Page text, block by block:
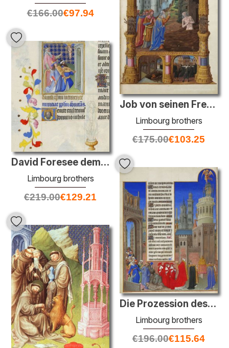
€166.00€97.94
Job von seinen Freunden verspottet
Limbourg brothers
€175.00€103.25
David Foresee dem Kommen Christi
Limbourg brothers
€219.00€129.21
Die Prozession des Heiligen Gregor
Limbourg brothers
€196.00€115.64